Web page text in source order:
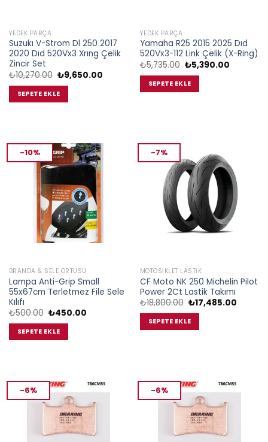
YEDEK PARÇA
Suzukı V-Strom Dl 250 2017
2020 Dıd 520Vx3 Xrıng Çelik
Zincir Set
₺10,270.00 Orijinal
fiyat:
₺10,270.00.
₺9,650.00Şu
SEPETE EKLE
YEDEK PARÇA
Yamaha R25 2015 2025 Dıd
520Vx3-112 Link Çelik (X-Ring)
₺5,735.00 Orijinal
fiyat:
₺5,735.00.
₺5,390.00Şu
SEPETE EKLE
-10%
BRANDA & SELE ÖRTÜSÜ
Lampa Anti-Grip Small
55x67cm Terletmez File Sele
Kılıfı
₺500.00 Orijinal
₺500.00.
₺450.00Şu
SEPETE EKLE
-7%
MOTOSIKLET LASTIK
CF Moto NK 250 Michelin Pilot
Power 2Ct Lastik Takımı
₺18,800.00 Orijinal
fiyat:
₺18,800.00.
₺17,485.00Şu
SEPETE EKLE
-6% -6%